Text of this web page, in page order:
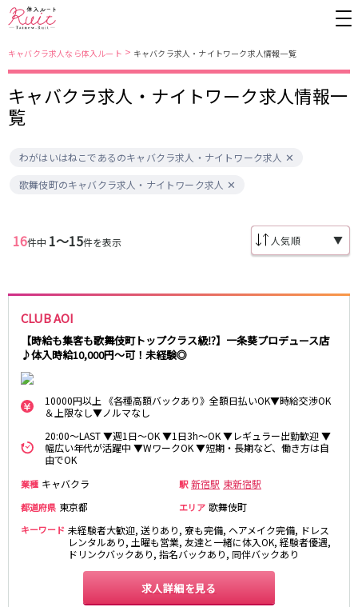
キャバクラ求人なら体入ルート > キャバクラ求人・ナイトワーク求人情報一覧
キャバクラ求人・ナイトワーク求人情報一
覧
わがはいはねこであるのキャバクラ求人・ナイトワーク求人
歌舞伎町のキャバクラ求人・ナイトワーク求人
16件中 1〜15件を表示 ▼
CLUB AOI
【時給も集客も歌舞伎町トップクラス級⁉】一条葵プロデュース店
♪体入時給10,000円～可！未経験◎
10000円以上 《各種高額バックあり》全額日払いOK▼時給交渉OK
＆上限なし▼ノルマなし
20:00～LAST ▼週1日～OK ▼1日3h～OK ▼レギュラー出勤歓迎 ▼
幅広い年代が活躍中 ▼WワークOK ▼短期・長期など、働き方は自
由でOK
業種 キャバクラ 駅 新宿駅 東新宿駅
都道府県 東京都 エリア 歌舞伎町
キーワード 未経験者大歓迎, 送りあり, 寮も完備, ヘアメイク完備, ドレス
レンタルあり, 土曜も営業, 友達と一緒に体入OK, 経験者優遇,
ドリンクバックあり, 指名バックあり, 同伴バックあり
求人詳細を見る
東京都
錦糸町・亀戸
新橋
吉祥寺
町田
五反田
八王子
練馬
六本木
秋葉原
中野
恵比寿
葛西
自由が丘・学芸大学
三軒茶屋・二子玉川
駒込・日暮里
荻窪・阿佐ヶ谷
浅草・浅草橋・両国
下北沢・経堂
東陽町・門前仲町
府中
高円寺
国分寺
亀有・金町
新宿
明大前・烏山
菊川・瑞江
高田馬場・大久保
東京メトロ日比谷線
秋葉原駅
北千住駅
恵比寿駅
六本木駅
東新宿駅
東中野駅
飯田橋駅
麻布十番駅
千葉駅
錦糸町駅
船橋駅
秋葉原駅
中野駅
本八幡駅
西船橋駅
津田沼駅
亀戸駅
小岩駅
高円寺駅
荻窪駅
阿佐ヶ谷駅